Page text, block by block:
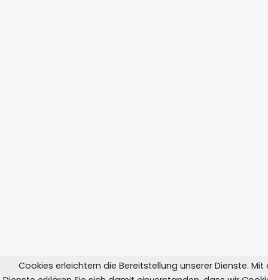
Cookies erleichtern die Bereitstellung unserer Dienste. Mit